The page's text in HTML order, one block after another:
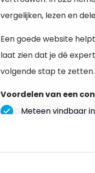
vergelijken, lezen en
Een goede website
laat zien dat je dé
volgende stap te zetten.
Voordelen van een
Meteen vindbaar
Gericht op
Makkelijk uit te